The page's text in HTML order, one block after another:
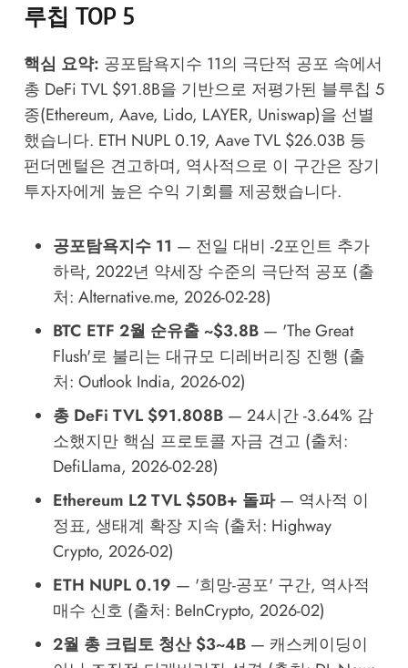
루칩 TOP 5
핵심 요약: 공포탐욕지수 11의 극단적 공포 속에서
총 DeFi TVL $91.8B을 기반으로 저평가된 블루칩 5
종(Ethereum, Aave, Lido, LAYER, Uniswap)을 선별
했습니다. ETH NUPL 0.19, Aave TVL $26.03B 등
펀더멘털은 견고하며, 역사적으로 이 구간은 장기
투자자에게 높은 수익 기회를 제공했습니다.
공포탐욕지수 11 — 전일 대비 -2포인트 추가
하락, 2022년 약세장 수준의 극단적 공포 (출
처: Alternative.me, 2026-02-28)
BTC ETF 2월 순유출 ~$3.8B— 'The Great
Flush'로 불리는 대규모 디레버리징 진행 (출
처: Outlook India, 2026-02)
총 DeFi TVL $91.808B— 24시간 -3.64% 감
소했지만 핵심 프로토콜 자금 견고 (출처:
DefiLlama, 2026-02-28)
Ethereum L2 TVL $50B+ 돌파— 역사적 이
정표, 생태계 확장 지속 (출처: Highway
Crypto, 2026-02)
ETH NUPL 0.19 — '희망-공포' 구간, 역사적
매수 신호 (출처: BeInCrypto, 2026-02)
2월 총 크립토 청산 $3~4B— 캐스케이딩이